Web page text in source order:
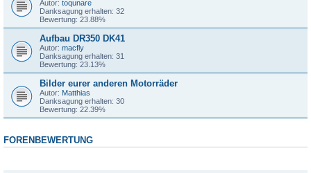
Autor: toqunare
Danksagung erhalten: 32
Bewertung: 23.88%
Aufbau DR350 DK41
Autor: macfly
Danksagung erhalten: 31
Bewertung: 23.13%
Bilder eurer anderen Motorräder
Autor: Matthias
Danksagung erhalten: 30
Bewertung: 22.39%
FORENBEWERTUNG